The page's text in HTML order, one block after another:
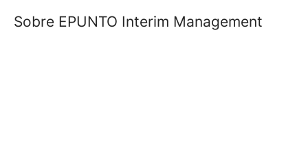
Sobre EPUNTO Interim Management